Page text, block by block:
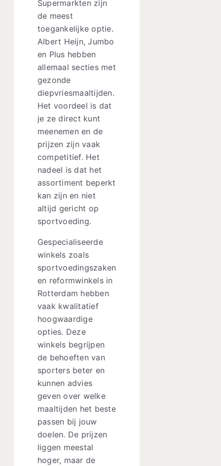
Supermarkten zijn
de meest
toegankelijke optie.
Albert Heijn, Jumbo
en Plus hebben
allemaal secties met
gezonde
diepvriesmaaltijden.
Het voordeel is dat
je ze direct kunt
meenemen en de
prijzen zijn vaak
competitief. Het
nadeel is dat het
assortiment beperkt
kan zijn en niet
altijd gericht op
sportvoeding.
Gespecialiseerde
winkels zoals
sportvoedingszaken
en reformwinkels in
Rotterdam hebben
vaak kwalitatief
hoogwaardige
opties. Deze
winkels begrijpen
de behoeften van
sporters beter en
kunnen advies
geven over welke
maaltijden het beste
passen bij jouw
doelen. De prijzen
liggen meestal
hoger, maar de